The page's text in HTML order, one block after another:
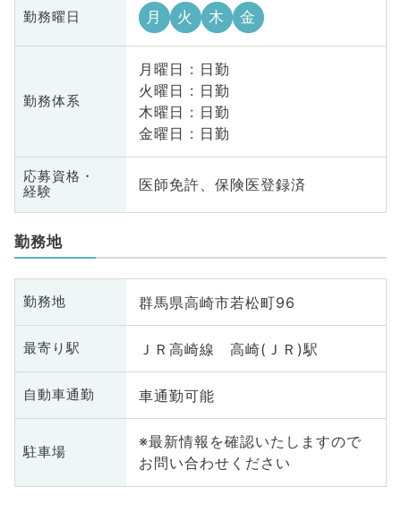
勤務曜日 月 火 木 金
勤務体系
月曜日 : 日勤
火曜日 : 日勤
木曜日 : 日勤
金曜日 : 日勤
応募資格・
経験
医師免許、保険医登録済
勤務地
勤務地 群馬県高崎市若松町96
最寄り駅 ＪＲ高崎線 高崎(ＪＲ)駅
自動車通勤 車通勤可能
駐車場
※最新情報を確認いたしますので
お問い合わせください